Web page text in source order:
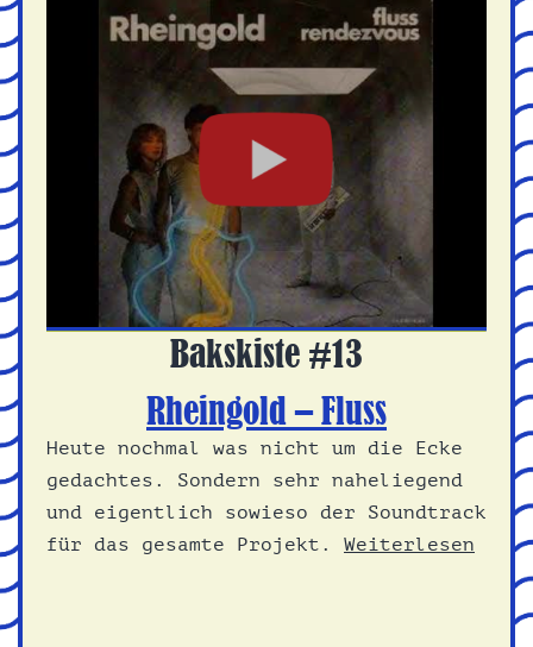
Bakskiste #13
Rheingold – Fluss
Heute nochmal was nicht um die Ecke
gedachtes. Sondern sehr naheliegend
und eigentlich sowieso der Soundtrack
für das gesamte Projekt. Weiterlesen